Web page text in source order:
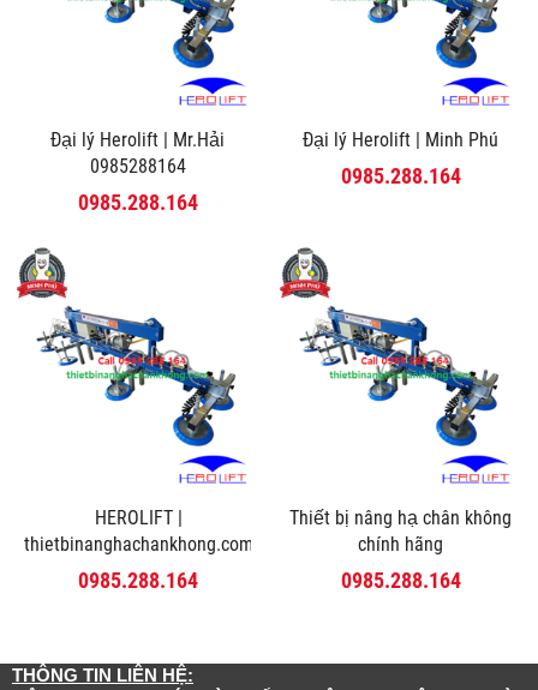
Đại lý Herolift | Mr.Hải
0985288164
0985.288.164
Đại lý Herolift | Minh Phú
0985.288.164
HEROLIFT |
thietbinanghachankhong.com
0985.288.164
Thiết bị nâng hạ chân không
chính hãng
0985.288.164
THÔNG TIN LIÊN HỆ: